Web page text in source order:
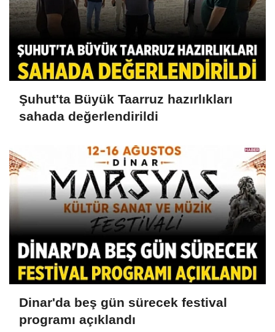
Şuhut'ta Büyük Taarruz hazırlıkları
sahada değerlendirildi
Dinar'da beş gün sürecek festival
programı açıklandı